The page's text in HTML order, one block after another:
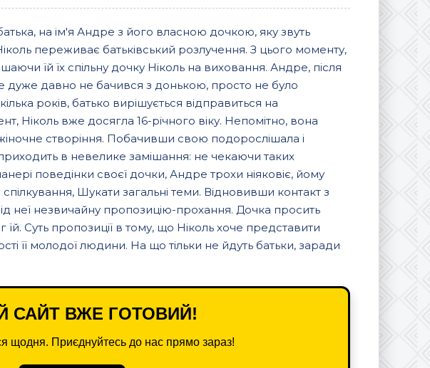
на ім'я Андре з його власною дочкою, яку звуть
переживає батьківський розлучення. З цього моменту,
їй їх спільну дочку Ніколь на виховання. Андре, після
давно не бачився з донькою, просто не було
років, батько вирішується відправиться на
Ніколь вже досягла 16-річного віку. Непомітно, вона
створіння. Побачивши свою подорослішала і
в невелике замішання: не чекаючи таких
поведінки своєї дочки, Андре трохи ніяковіє, йому
Шукати загальні теми. Відновивши контакт з
неї незвичайну пропозицію-прохання. Дочка просить
Суть пропозиції в тому, що Ніколь хоче представити
її молодої людини. На що тільки не йдуть батьки, заради
САЙТ ВЖЕ ГОТОВИЙ!
щодня. Приєднуйтесь до нас прямо зараз!